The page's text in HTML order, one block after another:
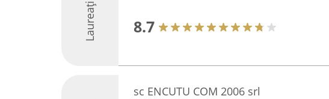
Laureați 8.7
sc ENCUTU COM 2006 srl